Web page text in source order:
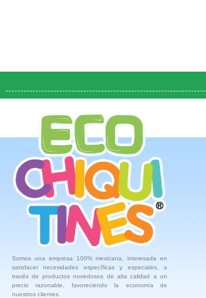
Somos una empresa 100% mexicana, interesada en
satisfacer necesidades específicas y especiales, a
través de productos novedosos de alta calidad a un
precio razonable, favoreciendo la economía de
nuestros clientes.